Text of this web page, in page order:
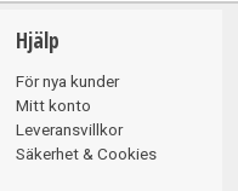
Hjälp
För nya kunder
Mitt konto
Leveransvillkor
Säkerhet & Cookies